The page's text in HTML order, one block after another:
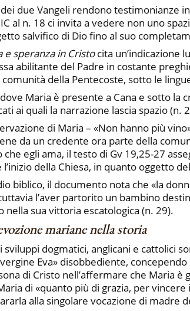
due Vangeli rendono testimonianze
al n. 18 ci invita a vedere non uno
salvifico di Dio fino al suo
e speranza in Cristocita un’indicazione
abilitante del Padre in costante
della Pentecoste, sotto le
Maria è presente a Cana e sotto
ai quali la narrazione lascia spazio (n.
di Maria – «Non hanno più
da un credente ora parte della
che egli ama, il testo di Gv 19,25-27
della Chiesa, in quanto oggetto
biblico, il documento nota che «la
l’aver partorito un bambino
nella sua vittoria escatologica (n. 29).
mariane nella storia
dogmatici, anglicani e cattolici
Eva» disobbediente,
di Cristo nell’affermare che Maria è
di «quanto più di grazia, per
alla singolare vocazione di madre